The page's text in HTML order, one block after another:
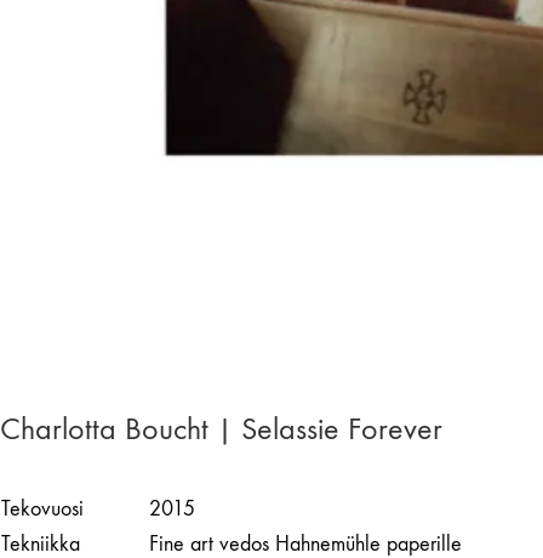
Charlotta Boucht | Selassie Forever
Tekovuosi
2015
Tekniikka
Fine art vedos Hahnemühle paperille